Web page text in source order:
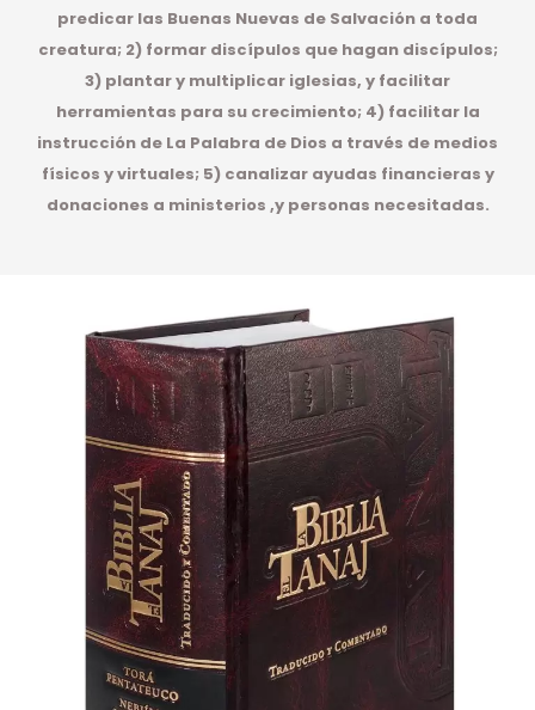
predicar las Buenas Nuevas de Salvación a toda
creatura; 2) formar discípulos que hagan discípulos;
3) plantar y multiplicar iglesias, y facilitar
herramientas para su crecimiento; 4) facilitar la
instrucción de La Palabra de Dios a través de medios
físicos y virtuales; 5) canalizar ayudas financieras y
donaciones a ministerios ,y personas necesitadas.